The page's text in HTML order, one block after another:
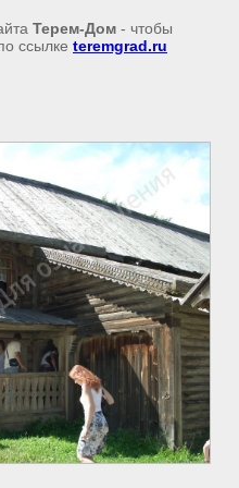
Терем-Дом - чтобы
ссылке teremgrad.ru